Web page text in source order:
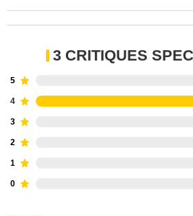
3 CRITIQUES
5
4
3
2
1
0